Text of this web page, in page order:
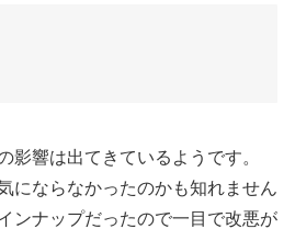
影響は出てきているようです。
にならなかったのかも知れません
ンナップだったので一目で改悪が